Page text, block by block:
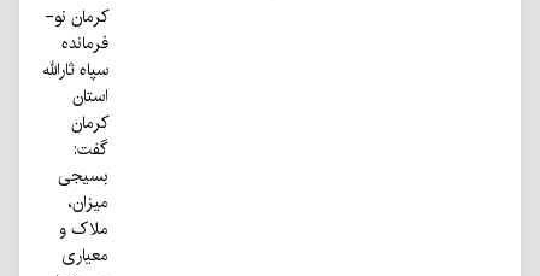
کرمان نو-
فرمانده
سپاه ثارالله
استان
کرمان
گفت:
بسیجی
میزان،
ملاک و
معیاری